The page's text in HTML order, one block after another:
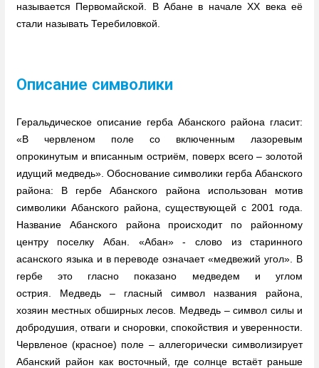
называется Первомайской. В Абане в начале XX века её
стали называть Теребиловкой.
Описание символики
Геральдическое описание герба Абанского района гласит:
«В червленом поле со включенным лазоревым
опрокинутым и вписанным остриём, поверх всего – золотой
идущий медведь». Обоснование символики герба Абанского
района: В гербе Абанского района использован мотив
символики Абанского района, существующей с 2001 года.
Название Абанского района происходит по районному
центру поселку Абан. «Абан» - слово из старинного
асанского языка и в переводе означает «медвежий угол». В
гербе это гласно показано медведем и углом
острия. Медведь – гласный символ названия района,
хозяин местных обширных лесов. Медведь – символ силы и
добродушия, отваги и сноровки, спокойствия и уверенности.
Червленое (красное) поле – аллегорически символизирует
Абанский район как восточный, где солнце встаёт раньше